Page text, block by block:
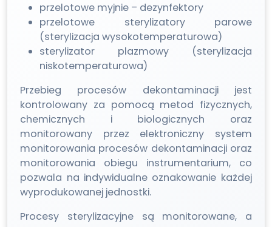
przelotowe myjnie – dezynfektory
przelotowe sterylizatory parowe
(sterylizacja wysokotemperaturowa)
sterylizator plazmowy (sterylizacja
niskotemperaturowa)
Przebieg procesów dekontaminacji jest
kontrolowany za pomocą metod fizycznych,
chemicznych i biologicznych oraz
monitorowany przez elektroniczny system
monitorowania procesów dekontaminacji oraz
monitorowania obiegu instrumentarium, co
pozwala na indywidualne oznakowanie każdej
wyprodukowanej jednostki.
Procesy sterylizacyjne są monitorowane, a